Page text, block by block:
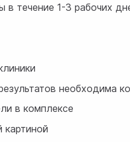
в течение 1-3 рабочих
необходима
в комплексе
картиной